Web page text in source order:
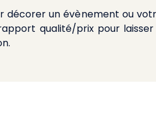
décorer un évènement ou
qualité/prix pour